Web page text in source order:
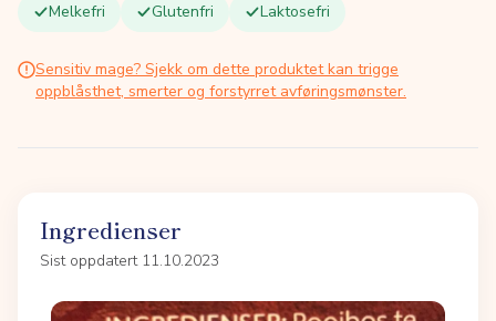
Melkefri Glutenfri Laktosefri
Sensitiv mage? Sjekk om dette produktet kan trigge
oppblåsthet, smerter og forstyrret avføringsmønster.
Ingredienser
Sist oppdatert 11.10.2023